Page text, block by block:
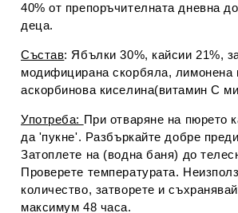
40% от препоръчителната дневна
деца.
Състав: Ябълки 30%, кайсии 21%,
модифицирана скорбяла, лимонена
аскорбинова киселина(витамин С
Употреба: При отваряне на пюрето
да 'пукне'. Разбъркайте добре
Затоплете на (водна баня) до
Проверете температурата.
количество, затворете и
максимум 48 часа.